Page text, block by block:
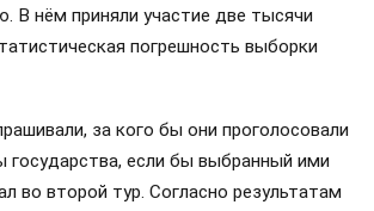
В нём приняли участие две тысячи
погрешность выборки
за кого бы они проголосовали
государства, если бы выбранный ими
во второй тур. Согласно результатам